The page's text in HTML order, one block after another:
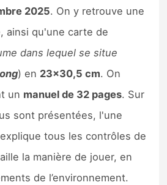
2025. On y retrouve une
ainsi qu'une carte de
dans lequel se situe
) en 23×30,5 cm. On
un manuel de 32 pages. Sur
sont présentées, l'une
tous les contrôles de
la manière de jouer, en
de l’environnement.